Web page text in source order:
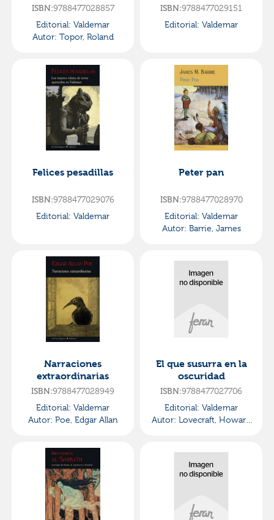
ISBN:9788477028857
Editorial: Valdemar
Autor: Topor, Roland
ISBN:9788477029151
Editorial: Valdemar
Felices pesadillas
ISBN:9788477029076
Editorial: Valdemar
Peter pan
ISBN:9788477028970
Editorial: Valdemar
Autor: Barrie, James
Narraciones
extraordinarias
ISBN:9788477028949
Editorial: Valdemar
Autor: Poe, Edgar Allan
El que susurra en la
oscuridad
ISBN:9788477027706
Editorial: Valdemar
Autor: Lovecraft, Howard